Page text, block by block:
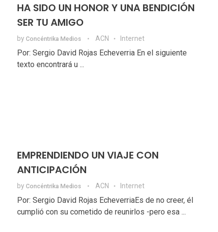
HA SIDO UN HONOR Y UNA BENDICIÓN
SER TU AMIGO
by Concéntrika Medios ACN Internet
Por: Sergio David Rojas Echeverria En el siguiente
texto encontrará u ...
EMPRENDIENDO UN VIAJE CON
ANTICIPACIÓN
by Concéntrika Medios ACN Internet
Por: Sergio David Rojas EcheverriaEs de no creer, él
cumplió con su cometido de reunirlos -pero esa ...